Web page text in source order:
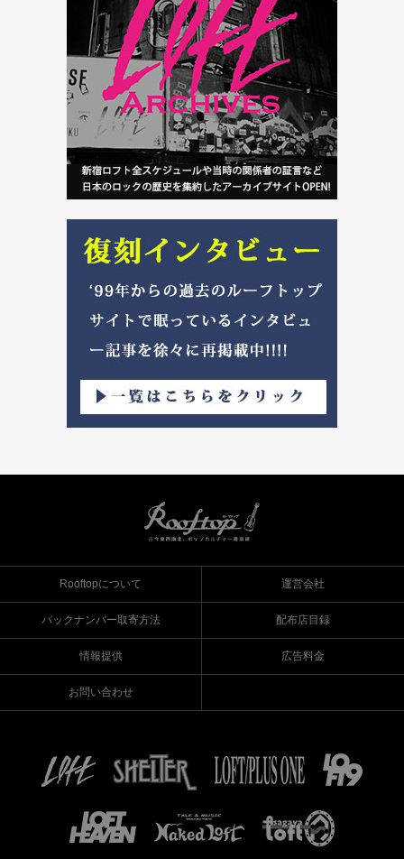
Rooftopについて 運営会社
バックナンバー取寄方法 配布店目録
情報提供 広告料金
お問い合わせ